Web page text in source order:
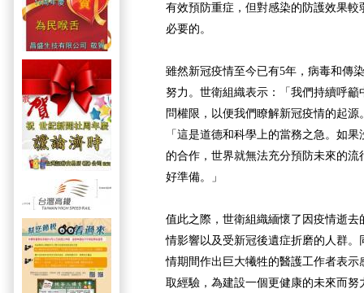
有效預防重症，但對感染的防護效果
必要的。
雖然新冠疫情至今已有5年，病毒和傳
努力。世衛組織表示：「我們持續呼
問權限，以便我們瞭解新冠疫情的起源
「這是道德和科學上的當務之急。如
的合作，世界就無法充分預防未來的
好準備。」
值此之際，世衛組織緬懷了因疫情逝
情影響以及受新冠後遺症折磨的人群
情期間作出巨大犧牲的醫護工作者表
取經驗，為建設一個更健康的未來而努